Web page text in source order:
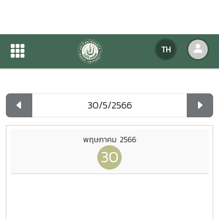
TH
ปฏิทินกิจกรรมของหน่วยงาน
ปฏิทินกิจกรรมของหน่วยงาน
พฤษภาคม 2566
30